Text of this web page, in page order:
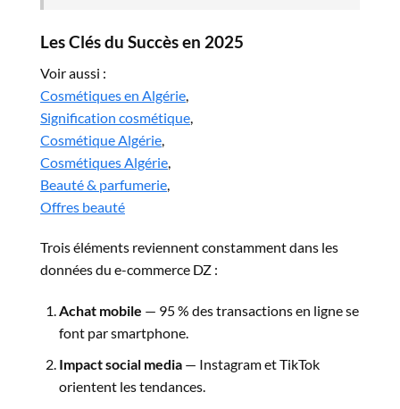
Les Clés du Succès en 2025
Voir aussi :
Cosmétiques en Algérie
Signification cosmétique
Cosmétique Algérie
Cosmétiques Algérie
Beauté & parfumerie
Offres beauté
Trois éléments reviennent constamment dans les
données du e-commerce DZ :
Achat mobile — 95 % des transactions en ligne se
font par smartphone.
Impact social media— Instagram et TikTok
orientent les tendances.